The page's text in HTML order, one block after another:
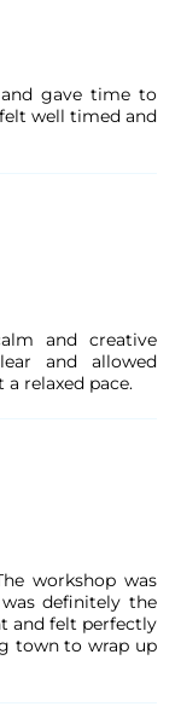
gave time to
well timed and
and creative
and allowed
relaxed pace.
workshop was
definitely the
and felt perfectly
town to wrap up